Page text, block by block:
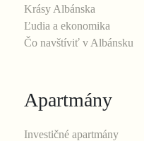
Krásy Albánska
Ľudia a ekonomika
Čo navštíviť v Albánsku
Apartmány
Investičné apartmány